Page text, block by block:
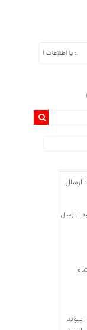
با اطلاعات ایران، اطلاعات خود را
ارسال
| ارسال